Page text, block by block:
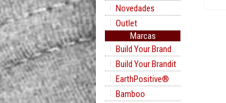
Novedades
Outlet
Marcas
Build Your Brand
Build Your Brandit
EarthPositive®
Bamboo